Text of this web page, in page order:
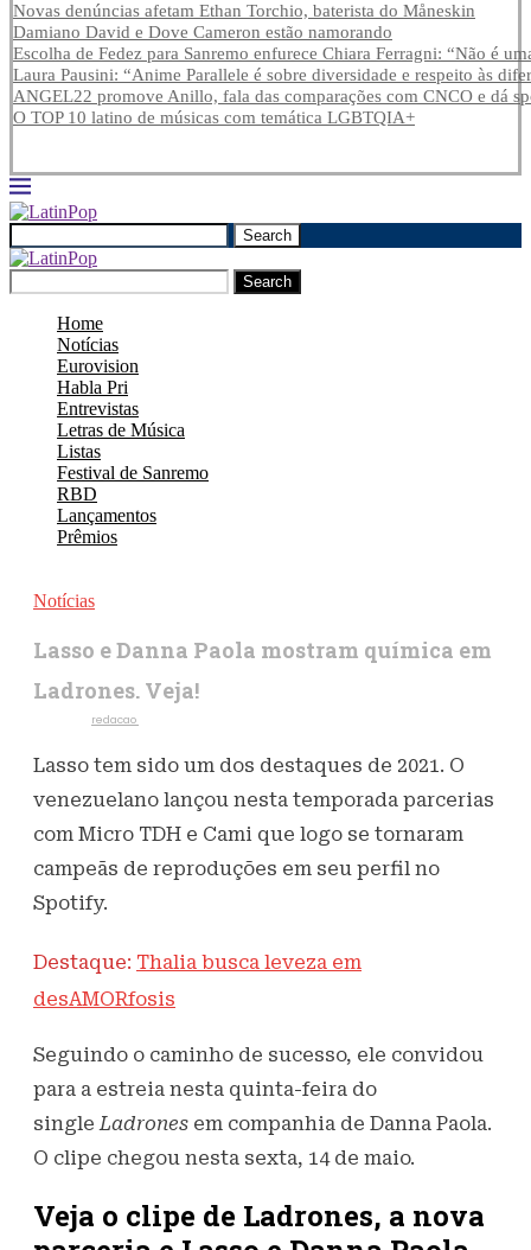
Novas denúncias afetam Ethan Torchio, baterista do Måneskin
Damiano David e Dove Cameron estão namorando
Escolha de Fedez para Sanremo enfurece Chiara Ferragni: “Não é
Laura Pausini: “Anime Parallele é sobre diversidade e respeito às
ANGEL22 promove Anillo, fala das comparações com CNCO e dá
O TOP 10 latino de músicas com temática LGBTQIA+
Search
Search
Home
Notícias
Eurovision
Habla Pri
Entrevistas
Letras de Música
Listas
Festival de Sanremo
RBD
Lançamentos
Prêmios
Notícias
Lasso e Danna Paola mostram química em
Ladrones. Veja!
redacao
Lasso tem sido um dos destaques de 2021. O
venezuelano lançou nesta temporada parcerias
com Micro TDH e Cami que logo se tornaram
campeãs de reproduções em seu perfil no
Spotify.
Destaque: Thalia busca leveza em
desAMORfosis
Seguindo o caminho de sucesso, ele convidou
para a estreia nesta quinta-feira do
singleLadrones em companhia de Danna Paola.
O clipe chegou nesta sexta, 14 de maio.
Veja o clipe de Ladrones, a nova